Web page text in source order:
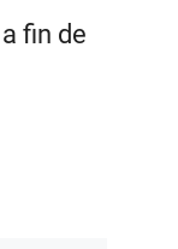
fin de